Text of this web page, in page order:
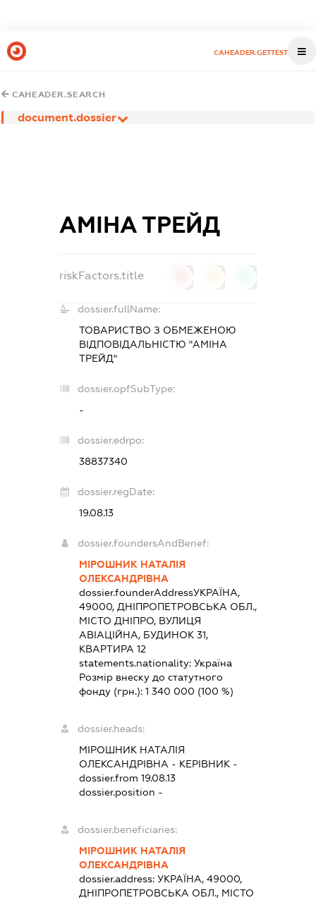
CAHEADER.GETTEST
CAHEADER.SEARCH
document.dossier
АМІНА ТРЕЙД
riskFactors.title
dossier.fullName:
ТОВАРИСТВО З ОБМЕЖЕНОЮ
ВІДПОВІДАЛЬНІСТЮ "АМІНА
ТРЕЙД"
dossier.opfSubType:
-
dossier.edrpo:
38837340
dossier.regDate:
19.08.13
dossier.foundersAndBenef:
МІРОШНИК НАТАЛІЯ
ОЛЕКСАНДРІВНА
dossier.founderAddressУКРАЇНА,
49000, ДНІПРОПЕТРОВСЬКА ОБЛ.,
МІСТО ДНІПРО, ВУЛИЦЯ
АВІАЦІЙНА, БУДИНОК 31,
КВАРТИРА 12
statements.nationality: Україна
Розмір внеску до статутного
фонду (грн.): 1 340 000 (100 %)
dossier.heads:
МІРОШНИК НАТАЛІЯ
ОЛЕКСАНДРІВНА - КЕРІВНИК -
dossier.from 19.08.13
dossier.position -
dossier.beneficiaries:
МІРОШНИК НАТАЛІЯ
ОЛЕКСАНДРІВНА
dossier.address: УКРАЇНА, 49000,
ДНІПРОПЕТРОВСЬКА ОБЛ., МІСТО